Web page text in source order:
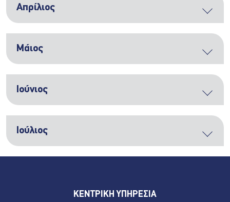
Απρίλιος
Μάιος
Ιούνιος
Ιούλιος
ΚΕΝΤΡΙΚΗ ΥΠΗΡΕΣΙΑ